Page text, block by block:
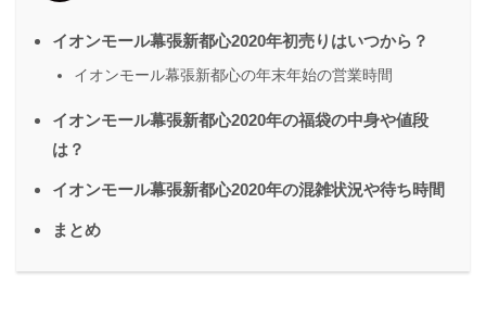
イオンモール幕張新都心2020年初売りはいつから？
イオンモール幕張新都心の年末年始の営業時間
イオンモール幕張新都心2020年の福袋の中身や値段
は？
イオンモール幕張新都心2020年の混雑状況や待ち時間
まとめ